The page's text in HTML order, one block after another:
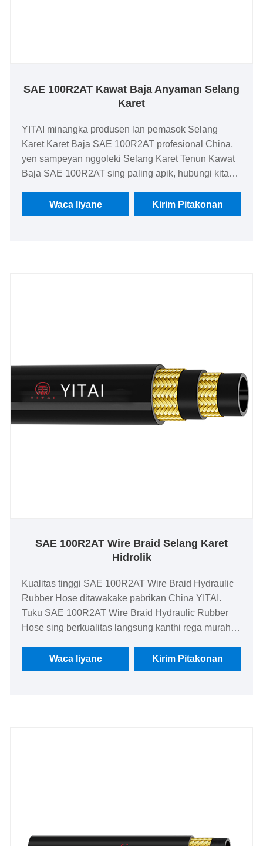
SAE 100R2AT Kawat Baja Anyaman Selang
Karet
YITAI minangka produsen lan pemasok Selang
Karet Karet Baja SAE 100R2AT profesional China,
yen sampeyan nggoleki Selang Karet Tenun Kawat
Baja SAE 100R2AT sing paling apik, hubungi kita
taun. Produk kita duwe kauntungan rega sing apik
lan nutupi sebagian besar pasar global. We look
Waca liyane Kirim Pitakonan
SAE 100R2AT Wire Braid Selang Karet
Hidrolik
Kualitas tinggi SAE 100R2AT Wire Braid Hydraulic
Rubber Hose ditawakake pabrikan China YITAI.
Tuku SAE 100R2AT Wire Braid Hydraulic Rubber
Hose sing berkualitas langsung kanthi rega murah.
akèh taun. Produk kita duwe kauntungan rega sing
apik lan nutupi sebagian besar pasar Eropa lan
Waca liyane Kirim Pitakonan